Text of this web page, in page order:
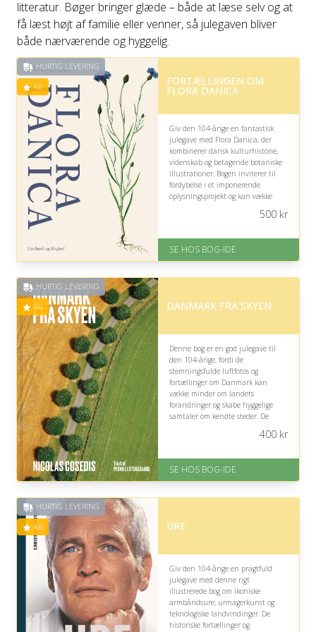
litteratur. Bøger bringer glæde – både at læse selv og at
få læst højt af familie eller venner, så julegaven bliver
både nærværende og hyggelig.
HURTIG LEVERING
4.6 FORTÆLLINGEN OM
FLORA DANICA
Giv den 104-årige en fantastisk
julegave med Flora Danica, der
kombinerer dansk kulturhistorie,
videnskab og betagende botaniske
illustrationer. Bogen inviterer til
fordybelse i et imponerende
oplysningsprojekt og kan vække
På lager
Levering: 1-3 hverdage -
forventet leveringstid
på 4.6 ud af 5
500kr
SE HOS BOG-IDE
HURTIG LEVERING
4.6 DANMARK FRA SKYEN
Denne bog er en god julegave til
den 104-årige, fordi de
stemningsfulde luftfotos og
fortællinger om Danmark kan
vække minder om landets
forandringer og skabe hyggelige
samtaler om kendte steder. De
være krævende at læse i længere
På lager
Levering: 1-3 hverdage -
forventet leveringstid
på 4.6 ud af 5
400kr
SE HOS BOG-IDE
HURTIG LEVERING
4.6 URE
Giv den 104-årige en pragtfuld
julegave med denne rigt
illustrerede bog om ikoniske
armbåndsure, urmagerkunst og
teknologiske landvindinger. De
historiske fortællinger og